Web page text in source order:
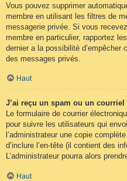
Vous pouvez supprimer
membre en utilisant les filtres de
messagerie privée. Si vous
membre en particulier, rapportez
dernier a la possibilité d’empêcher
des messages privés.
Haut
J’ai reçu un spam ou un
Le formulaire de courrier
pour suivre les utilisateurs qui
l’administrateur une copie
d’inclure l’en-tête (il contient des
L’administrateur pourra alors
Haut